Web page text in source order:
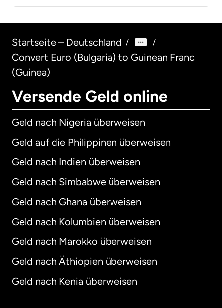
Startseite – Deutschland / /
Convert Euro (Bulgaria) to Guinean Franc
(Guinea)
Versende Geld online
Geld nach Nigeria überweisen
Geld auf die Philippinen überweisen
Geld nach Indien überweisen
Geld nach Simbabwe überweisen
Geld nach Ghana überweisen
Geld nach Kolumbien überweisen
Geld nach Marokko überweisen
Geld nach Äthiopien überweisen
Geld nach Kenia überweisen